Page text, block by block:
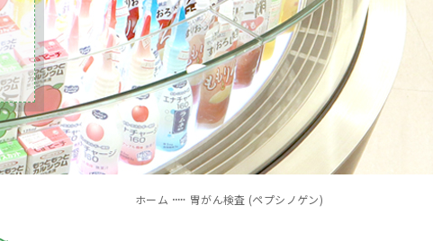
ホーム 胃がん検査 (ペプシノゲン)